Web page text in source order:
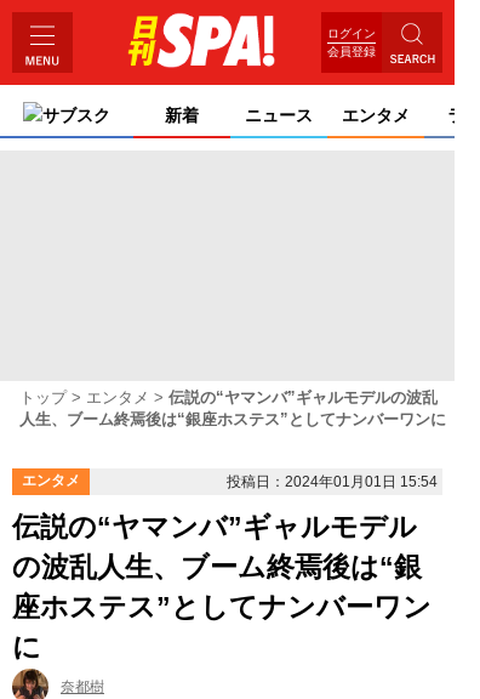
ログイン
会員登録
サブスク 新着 ニュース エンタメ ライ
トップ エンタメ
伝説の“ヤマンバ”ギャルモデルの波乱
人生、ブーム終焉後は“銀座ホステス”としてナンバーワンに
エンタメ 投稿日：2024年01月01日 15:54
伝説の“ヤマンバ”ギャルモデル
の波乱人生、ブーム終焉後は“銀
座ホステス”としてナンバーワン
に
奈都樹